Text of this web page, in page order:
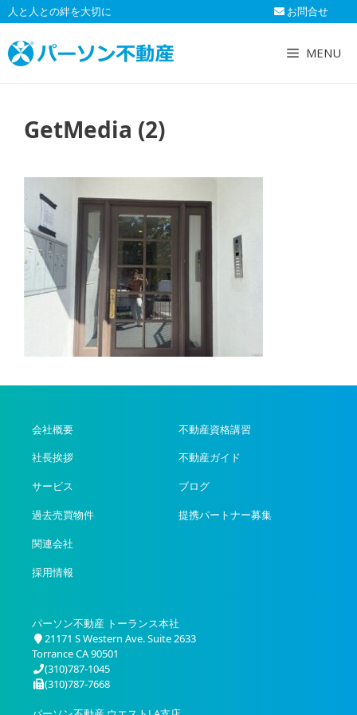
コ
ン
テ
ン
人と人との絆を大切に お問合せ
MENU
GetMedia (2)
会社概要
社長挨拶
サービス
過去売買物件
関連会社
採用情報
不動産資格講習
不動産ガイド
ブログ
提携パートナー募集
パーソン不動産 トーランス本社
21171 S Western Ave. Suite 2633
Torrance CA 90501
(310)787-1045
(310)787-7668